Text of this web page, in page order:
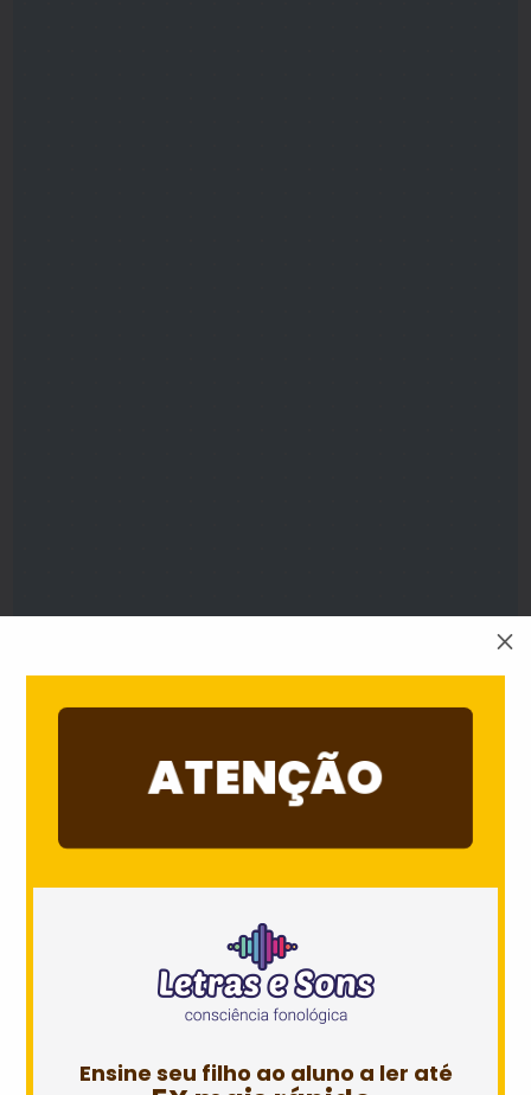
ATENÇÃO
Ensine seu filho ao aluno a ler até
M